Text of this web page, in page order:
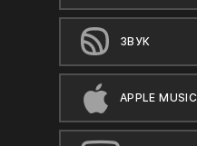
ЗВУК
APPLE MUSIC